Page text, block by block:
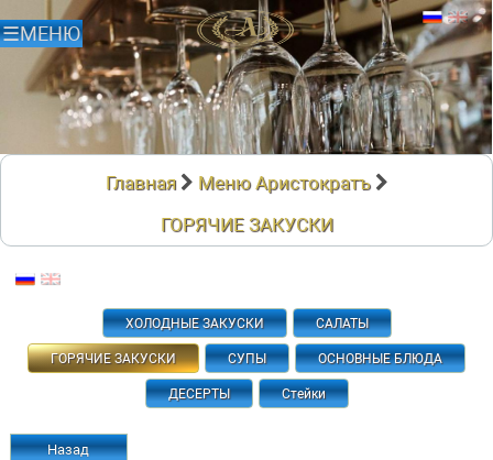
Главная
Меню Аристократъ
ГОРЯЧИЕ ЗАКУСКИ
ХОЛОДНЫЕ ЗАКУСКИ САЛАТЫ
ГОРЯЧИЕ ЗАКУСКИ СУПЫ ОСНОВНЫЕ БЛЮДА
ДЕСЕРТЫ Стейки
Назад